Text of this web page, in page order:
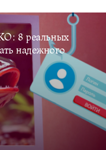
8 реальных
надежного